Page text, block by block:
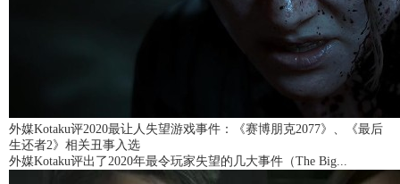
外媒Kotaku评2020最让人失望游戏事件：《赛博朋克2077》、《最后
生还者2》相关丑事入选
外媒Kotaku评出了2020年最令玩家失望的几大事件（The Big...